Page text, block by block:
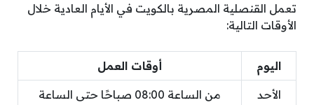
تعمل القنصلية المصرية بالكويت في الأيام العادية خلال
الأوقات التالية:
اليوم أوقات العمل
الأحد
من الساعة 08:00 صباحًا حتى الساعة